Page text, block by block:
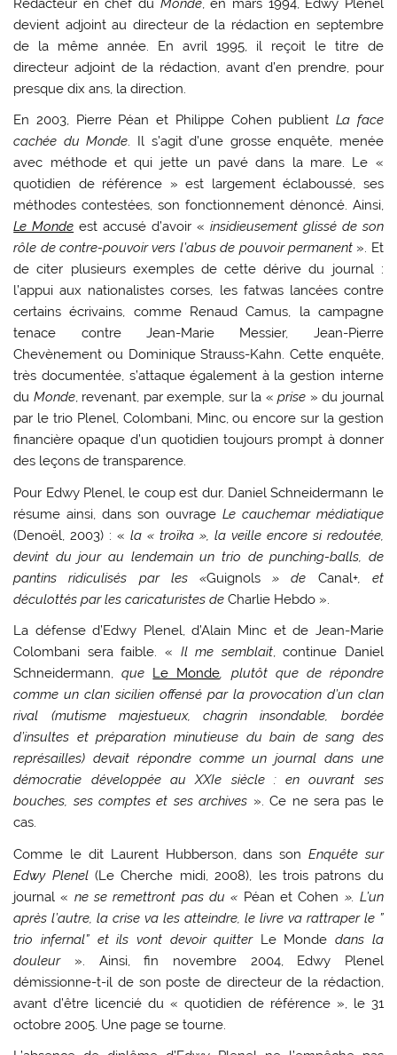
Rédacteur en chef du Monde, en mars 1994, Edwy Plenel
devient adjoint au directeur de la rédaction en septembre
de la même année. En avril 1995, il reçoit le titre de
directeur adjoint de la rédaction, avant d’en prendre, pour
presque dix ans, la direction.
En 2003, Pierre Péan et Philippe Cohen publientLa face
cachée du Monde. Il s’agit d’une grosse enquête, menée
avec méthode et qui jette un pavé dans la mare. Le «
quotidien de référence » est largement éclaboussé, ses
méthodes contestées, son fonctionnement dénoncé. Ainsi,
Le Monde est accusé d’avoir « insidieusement glissé de son
rôle de contre-pouvoir vers l’abus de pouvoir permanent ». Et
de citer plusieurs exemples de cette dérive du journal :
l’appui aux nationalistes corses, les fatwas lancées contre
certains écrivains, comme Renaud Camus, la campagne
tenace contre Jean-Marie Messier, Jean-Pierre
Chevènement ou Dominique Strauss-Kahn. Cette enquête,
très documentée, s’attaque également à la gestion interne
du Monde, revenant, par exemple, sur la « prise » du journal
par le trio Plenel, Colombani, Minc, ou encore sur la gestion
financière opaque d’un quotidien toujours prompt à donner
des leçons de transparence.
Pour Edwy Plenel, le coup est dur. Daniel Schneidermann le
résume ainsi, dans son ouvrage Le cauchemar médiatique
(Denoël, 2003) : «la « troïka », la veille encore si redoutée,
devint du jour au lendemain un trio de punching-balls, de
pantins ridiculisés par les «Guignols» de Canal+, et
déculottés par les caricaturistes deCharlie Hebdo ».
La défense d’Edwy Plenel, d’Alain Minc et de Jean-Marie
Colombani sera faible. « Il me semblait, continue Daniel
Schneidermann,que Le Monde, plutôt que de répondre
comme un clan sicilien offensé par la provocation d’un clan
rival (mutisme majestueux, chagrin insondable, bordée
d’insultes et préparation minutieuse du bain de sang des
représailles) devait répondre comme un journal dans une
démocratie développée au XXIe siècle : en ouvrant ses
bouches, ses comptes et ses archives ». Ce ne sera pas le
cas.
Comme le dit Laurent Hubberson, dans son Enquête sur
Edwy Plenel(Le Cherche midi, 2008), les trois patrons du
journal « ne se remettront pas du « Péan et Cohen ». L’un
après l’autre, la crise va les atteindre, le livre va rattraper le ”
trio infernal” et ils vont devoir quitter Le Monde dans la
douleur ». Ainsi, fin novembre 2004, Edwy Plenel
démissionne-t-il de son poste de directeur de la rédaction,
avant d’être licencié du « quotidien de référence », le 31
octobre 2005. Une page se tourne.